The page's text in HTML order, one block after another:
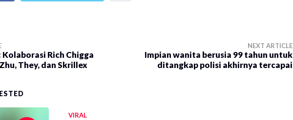
Rich Chigga
They, dan Skrillex
NEXT ARTICLE
Impian wanita berusia 99 tahun untuk
ditangkap polisi akhirnya tercapai
VIRAL